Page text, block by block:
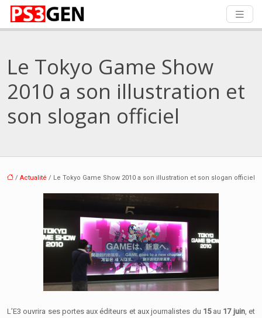
Le Tokyo Game Show
2010 a son illustration et
son slogan officiel
/ Actualité / Le Tokyo Game Show 2010 a son illustration et son slogan officiel
L’E3 ouvrira ses portes aux éditeurs et aux journalistes du 15au 17 juin, et